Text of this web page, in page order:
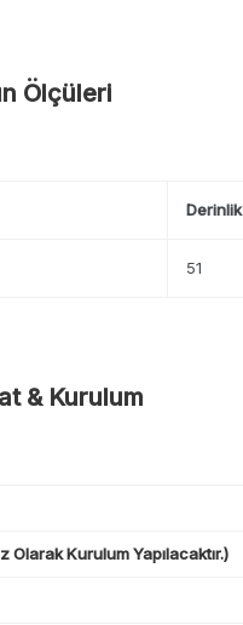
Ölçüleri
Derinlik
51
& Kurulum
Kurulum Yapılacaktır.)